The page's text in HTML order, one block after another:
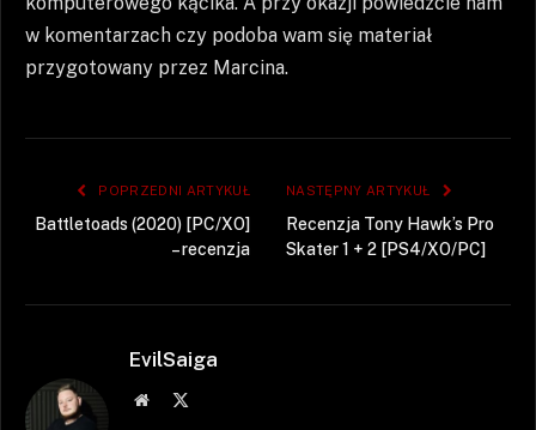
w komentarzach czy podoba wam się materiał
przygotowany przez Marcina.
POPRZEDNI ARTYKUŁ
Battletoads (2020) [PC/XO]
– recenzja
NASTĘPNY ARTYKUŁ
Recenzja Tony Hawk’s Pro
Skater 1 + 2 [PS4/XO/PC]
EvilSaiga
Strona